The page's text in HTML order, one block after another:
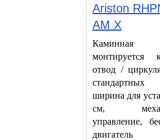
Ariston
AM X
Каминная
монтируется
отвод /
стандартных
ширина для
см,
управление,
двигатель